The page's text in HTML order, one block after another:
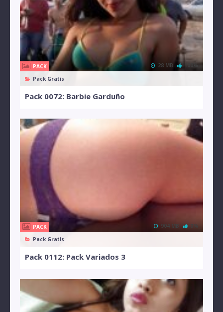
PACK
Pack Gratis
28 MB 100%
Pack 0072: Barbie Garduño
PACK
Pack Gratis
904 MB 0%
Pack 0112: Pack Variados 3